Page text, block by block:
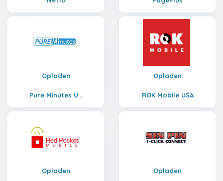
Opladen
Pure Minutes U...
Opladen
ROK Mobile USA
Opladen Opladen